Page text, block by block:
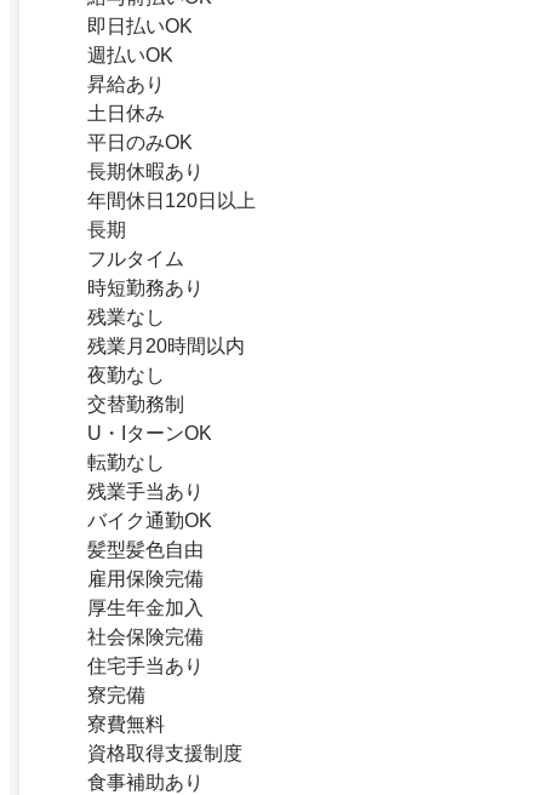
即日払いOK
週払いOK
昇給あり
土日休み
平日のみOK
長期休暇あり
年間休日120日以上
長期
フルタイム
時短勤務あり
残業なし
残業月20時間以内
夜勤なし
交替勤務制
U・IターンOK
転勤なし
残業手当あり
バイク通勤OK
髪型髪色自由
雇用保険完備
厚生年金加入
社会保険完備
住宅手当あり
寮完備
寮費無料
資格取得支援制度
食事補助あり